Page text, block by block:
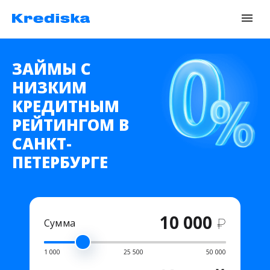
ЗАЙМЫ С
НИЗКИМ
КРЕДИТНЫМ
РЕЙТИНГОМ В
САНКТ-
ПЕТЕРБУРГЕ
Сумма 10 000 ₽
1 000 25 500 50 000